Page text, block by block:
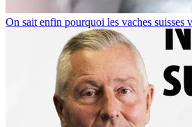
On sait enfin pourquoi les vaches suisses